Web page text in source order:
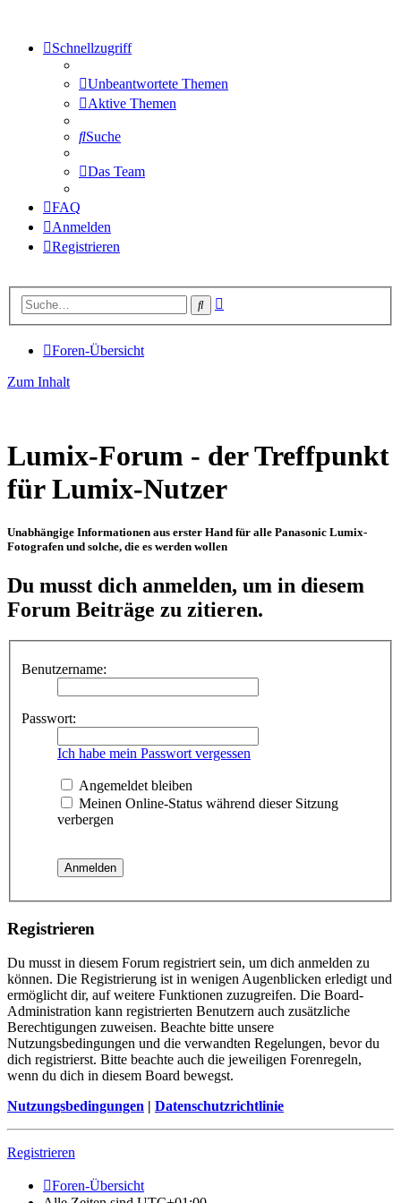
Schnellzugriff
Unbeantwortete Themen
Aktive Themen
Suche
Das Team
FAQ
Anmelden
Registrieren
Suche
Foren-Übersicht
Zum Inhalt
Lumix-Forum - der Treffpunkt
für Lumix-Nutzer
Unabhängige Informationen aus erster Hand für alle Panasonic Lumix-
Fotografen und solche, die es werden wollen
Du musst dich anmelden, um in diesem
Forum Beiträge zu zitieren.
Benutzername:
Passwort:
Ich habe mein Passwort vergessen
Angemeldet bleiben
Meinen Online-Status während dieser Sitzung
verbergen
Registrieren
Du musst in diesem Forum registriert sein, um dich anmelden zu
können. Die Registrierung ist in wenigen Augenblicken erledigt und
ermöglicht dir, auf weitere Funktionen zuzugreifen. Die Board-
Administration kann registrierten Benutzern auch zusätzliche
Berechtigungen zuweisen. Beachte bitte unsere
Nutzungsbedingungen und die verwandten Regelungen, bevor du
dich registrierst. Bitte beachte auch die jeweiligen Forenregeln,
wenn du dich in diesem Board bewegst.
Nutzungsbedingungen | Datenschutzrichtlinie
Registrieren
Foren-Übersicht